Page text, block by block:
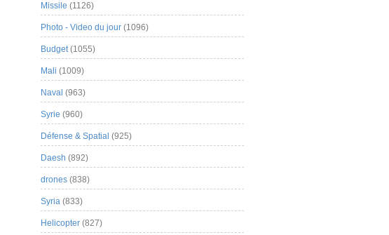
Missile (1126)
Photo - Video du jour (1096)
Budget(1055)
Mali (1009)
Naval (963)
Syrie (960)
Défense & Spatial (925)
Daesh (892)
drones (838)
Syria (833)
Helicopter (827)